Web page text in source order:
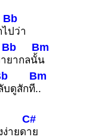
Bb
ปว่า
Bb
ยากลนั้
Bm
น
บดูสักที
Bm
..
ง่ายด
C#
าย